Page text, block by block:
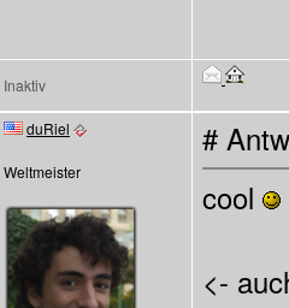
Inaktiv
duRiel
Weltmeister
#
cool
<-